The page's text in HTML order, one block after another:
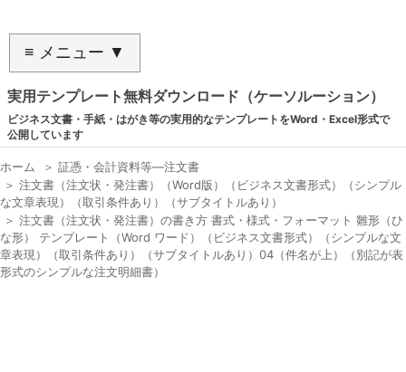
≡ メニュー ▼
実用テンプレート無料ダウンロード（ケーソルーション）
ビジネス文書・手紙・はがき等の実用的なテンプレートをWord・Excel形式で
公開しています
ホーム ＞ 証憑・会計資料等―注文書
＞ 注文書（注文状・発注書）（Word版）（ビジネス文書形式）（シンプル
な文章表現）（取引条件あり）（サブタイトルあり）
＞ 注文書（注文状・発注書）の書き方 書式・様式・フォーマット 雛形（ひ
な形） テンプレート（Word ワード）（ビジネス文書形式）（シンプルな文
章表現）（取引条件あり）（サブタイトルあり）04（件名が上）（別記が表
形式のシンプルな注文明細書）